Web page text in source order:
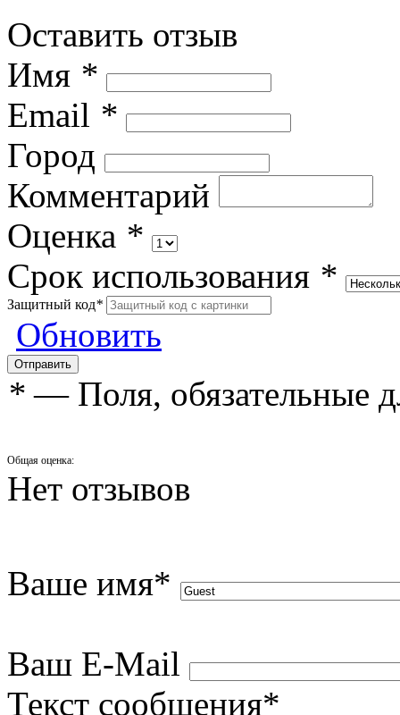
Оставить отзыв
Имя *
Email *
Город
Комментарий
Оценка *
Срок использования *
Защитный код*
Обновить
* — Поля, обязательные
Общая оценка:
Нет отзывов
Ваше имя*
Ваш E-Mail
Текст сообщения*